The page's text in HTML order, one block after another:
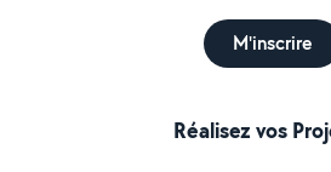
M'inscrire
Réalisez vos